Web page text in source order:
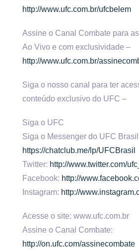
http://www.ufc.com.br/ufcbelem
Assine o Canal Combate para
Ao Vivo e com exclusividade –
http://www.ufc.com.br/
Siga o nosso canal para ter
conteúdo exclusivo do UFC –
Siga o UFC
Siga o Messenger do UFC
https://chatclub.me/lp/UFCBrasil
Twitter: http://www.twitter.com/
Facebook: http://
Instagram: http://
Acesse o site: www.ufc.com.br
Assine o Canal Combate:
http://on.ufc.com/assinecombate